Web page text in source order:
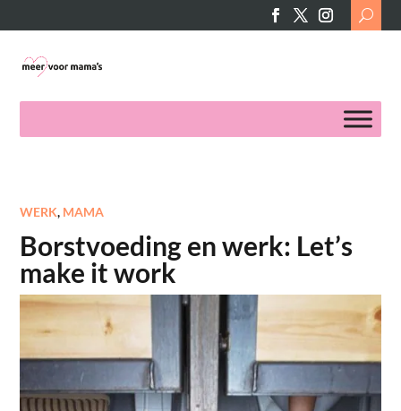
Search
for:
WERK, MAMA
Borstvoeding en werk: Let’s
make it work